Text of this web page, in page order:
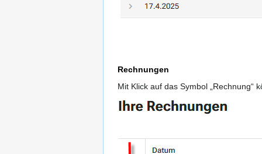
Rechnungen
Mit Klick auf das Symbol „Rechnung“